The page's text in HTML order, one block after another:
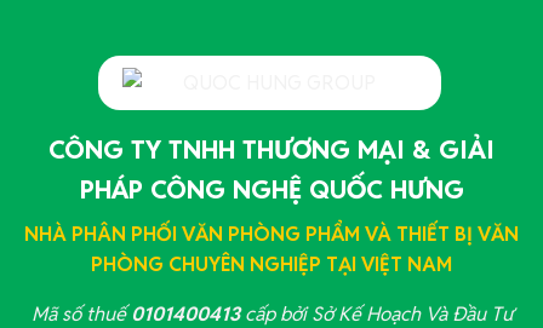
CÔNG TY TNHH THƯƠNG MẠI & GIẢI
PHÁP CÔNG NGHỆ QUỐC HƯNG
NHÀ PHÂN PHỐI VĂN PHÒNG PHẨM VÀ THIẾT BỊ VĂN
PHÒNG CHUYÊN NGHIỆP TẠI VIỆT NAM
Mã số thuế0101400413cấp bởi Sở Kế Hoạch Và Đầu Tư